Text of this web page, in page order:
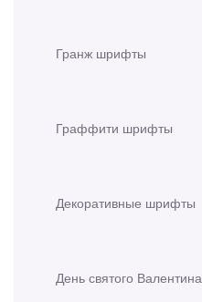
Гранж шрифты
Граффити шрифты
Декоративные шрифты
День святого Валентина